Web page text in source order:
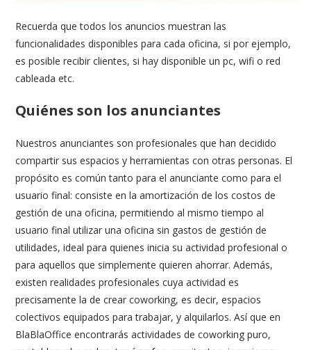
Recuerda que todos los anuncios muestran las
funcionalidades disponibles para cada oficina, si por ejemplo,
es posible recibir clientes, si hay disponible un pc, wifi o red
cableada etc.
Quiénes son los anunciantes
Nuestros anunciantes son profesionales que han decidido
compartir sus espacios y herramientas con otras personas. El
propósito es común tanto para el anunciante como para el
usuario final: consiste en la amortización de los costos de
gestión de una oficina, permitiendo al mismo tiempo al
usuario final utilizar una oficina sin gastos de gestión de
utilidades, ideal para quienes inicia su actividad profesional o
para aquellos que simplemente quieren ahorrar. Además,
existen realidades profesionales cuya actividad es
precisamente la de crear coworking, es decir, espacios
colectivos equipados para trabajar, y alquilarlos. Así que en
BlaBlaOffice encontrarás actividades de coworking puro,